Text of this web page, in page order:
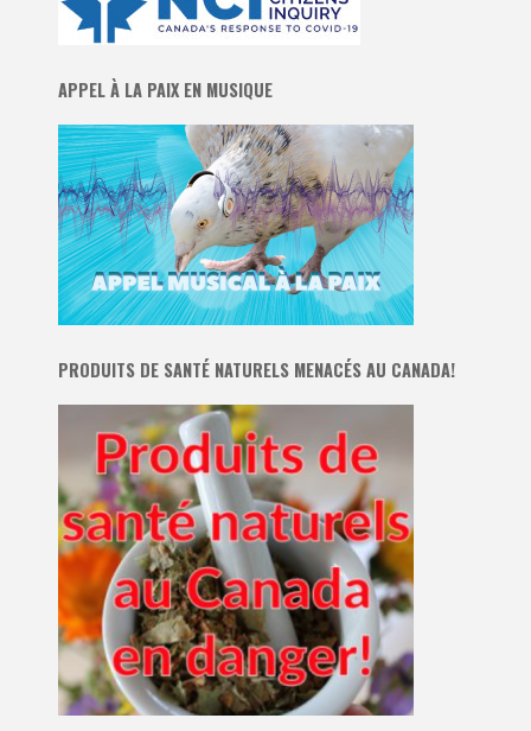
APPEL À LA PAIX EN MUSIQUE
PRODUITS DE SANTÉ NATURELS MENACÉS AU CANADA!